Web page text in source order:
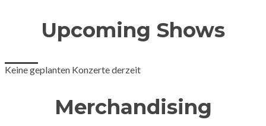
Upcoming Shows
Keine geplanten Konzerte derzeit
Merchandising